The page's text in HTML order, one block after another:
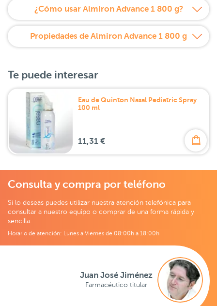
¿Cómo usar Almiron Advance 1 800 g?
Propiedades de Almiron Advance 1 800 g
Te puede interesar
Eau de Quinton Nasal Pediatric Spray
100 ml
11,31 €
Consulta y compra por teléfono
Si lo deseas puedes utilizar nuestra atención telefónica para
consultar a nuestro equipo o comprar de una forma rápida y
sencilla.
Horario de atención: Lunes a Viernes de 08:00h a 18:00h
Juan José Jiménez
Farmacéutico titular